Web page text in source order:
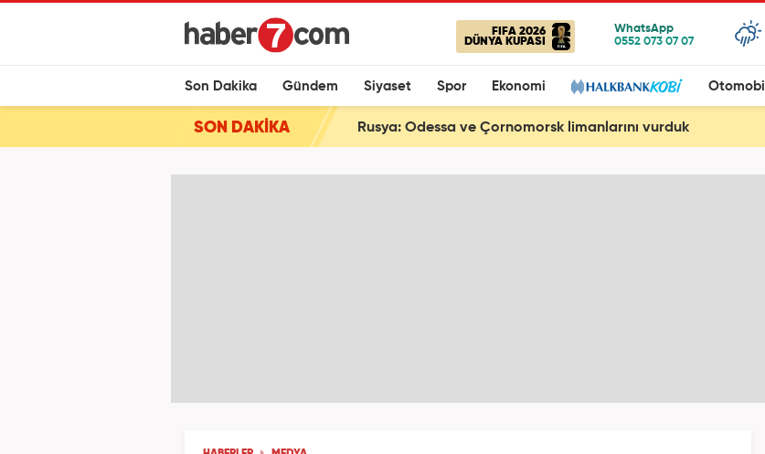
FIFA 2026
DÜNYA KUPASI
Son Dakika Gündem Siyaset Spor Ekonomi Otomobil
SON DAKİKA Rusya: Odessa ve Çornomorsk limanlarını vurduk